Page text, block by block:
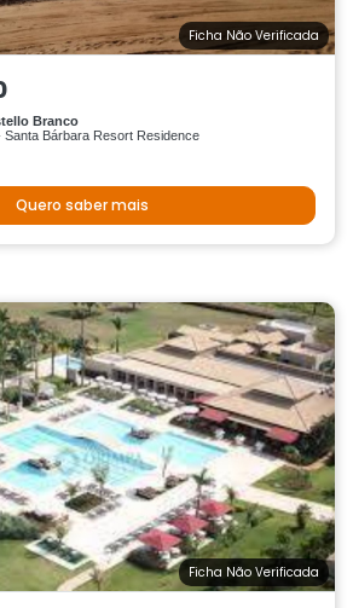
Ficha Não Verificada
Branco
Bárbara Resort Residence
Quero saber mais
Ficha Não Verificada